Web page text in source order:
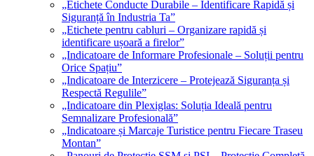
„Etichete Conducte Durabile – Identificare Rapidă și
Siguranță în Industria Ta”
„Etichete pentru cabluri – Organizare rapidă și
identificare ușoară a firelor”
„Indicatoare de Informare Profesionale – Soluții pentru
Orice Spațiu”
„Indicatoare de Interzicere – Protejează Siguranța și
Respectă Regulile”
„Indicatoare din Plexiglas: Soluția Ideală pentru
Semnalizare Profesională”
„Indicatoare și Marcaje Turistice pentru Fiecare Traseu
Montan”